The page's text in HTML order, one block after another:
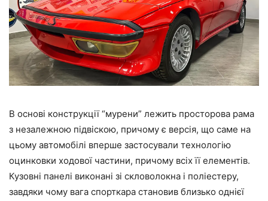
В основі конструкції “мурени” лежить просторова рама
з незалежною підвіскою, причому є версія, що саме на
цьому автомобілі вперше застосували технологію
оцинковки ходової частини, причому всіх її елементів.
Кузовні панелі виконані зі скловолокна і поліестеру,
завдяки чому вага спорткара становив близько однієї